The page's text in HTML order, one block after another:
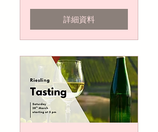
詳細資料